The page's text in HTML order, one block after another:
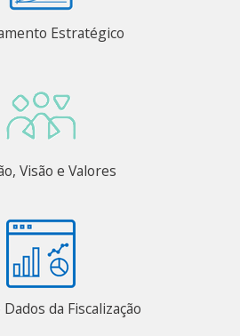
Estratégico
Visão e Valores
da Fiscalização